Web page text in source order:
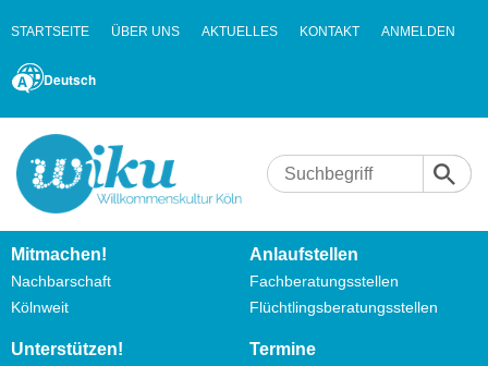
STARTSEITE ÜBER UNS AKTUELLES KONTAKT ANMELDEN
Deutsch
Mitmachen!
Nachbarschaft
Kölnweit
Anlaufstellen
Fachberatungsstellen
Flüchtlingsberatungsstellen
Unterstützen! Termine